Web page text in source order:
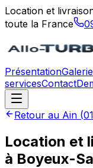
Location et
toute la France
Présentation
servicesContact
Retour au Ain (01
Location et
à Boyeux-